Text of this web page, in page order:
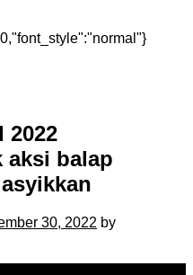
2022
aksi balap
30, 2022 by